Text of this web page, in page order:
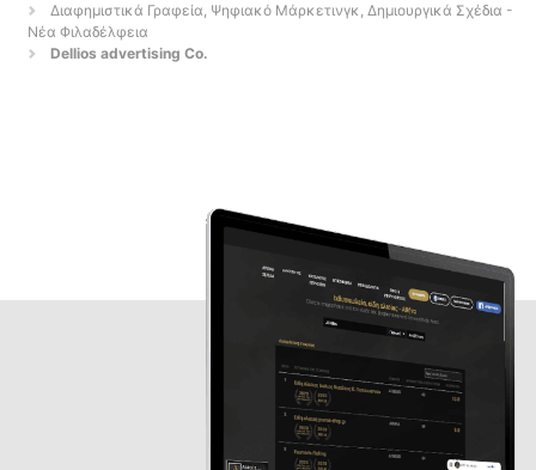
Διαφημιστικά Γραφεία, Ψηφιακό Μάρκετινγκ, Δημιουργικά Σχέδια -
Νέα Φιλαδέλφεια
Dellios advertising Co.